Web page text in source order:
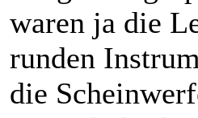
waren ja die
runden
die